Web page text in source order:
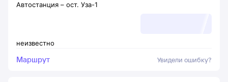
неизвестно
Автостанция – ост. Уза-1
Маршрут Увидели ошибку?